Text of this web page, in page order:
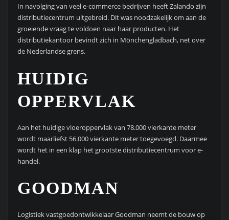
In navolging van veel e-commerce bedrijven heeft Zalando zijn
distributiecentrum uitgebreid. Dit was noodzakelijk om aan de
groeiende vraag te voldoen naar haar producten. Het
distributiekantoor bevindt zich in Mönchengladbach, net over
de Nederlandse grens.
HUIDIG
OPPERVLAK
Aan het huidige vloeroppervlak van 78.000 vierkante meter
wordt maarliefst 56.000 vierkante meter toegevoegd. Daarmee
wordt het in een klap het grootste distributiecentrum voor e-
handel.
GOODMAN
Logistiek vastgoedontwikkelaar Goodman neemt de bouw op